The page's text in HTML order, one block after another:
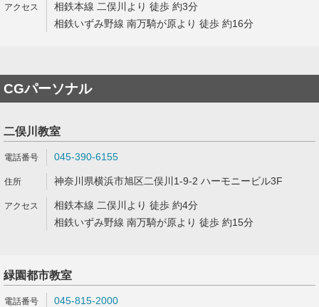
相鉄本線 二俣川より 徒歩 約3分
相鉄いずみ野線 南万騎が原より 徒歩 約16分
CGパーソナル
二俣川教室
045-390-6155
神奈川県横浜市旭区二俣川1-9-2 ハーモニービル3F
相鉄本線 二俣川より 徒歩 約4分
相鉄いずみ野線 南万騎が原より 徒歩 約15分
緑園都市教室
045-815-2000